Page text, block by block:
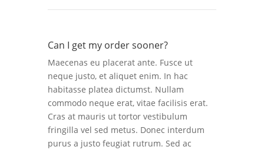
Can I get my order sooner?
Maecenas eu placerat ante. Fusce ut
neque justo, et aliquet enim. In hac
habitasse platea dictumst. Nullam
commodo neque erat, vitae facilisis erat.
Cras at mauris ut tortor vestibulum
fringilla vel sed metus. Donec interdum
purus a justo feugiat rutrum. Sed ac